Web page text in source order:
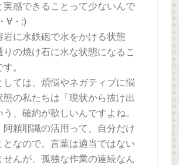
実感できることって少ないんで
∀・;)
岩に水鉄砲で水をかける状態
りの焼け石に水な状態になるこ
。
しては、煩悩やネガティブに悩
態の私たちは「現状から抜け出
、確約が欲しいんですよね。
阿頼耶識の活用って、自分だけ
となので、言葉は適当ではない
せんが、孤独な作業の連続なん